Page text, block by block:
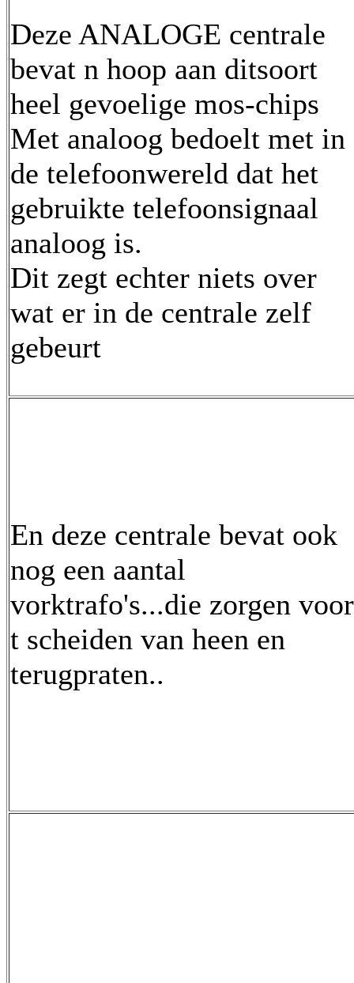
Deze ANALOGE centrale
bevat n hoop aan ditsoort
heel gevoelige mos-chips
Met analoog bedoelt met in
de telefoonwereld dat het
gebruikte telefoonsignaal
analoog is.
Dit zegt echter niets over
wat er in de centrale zelf
gebeurt
En deze centrale bevat ook
nog een aantal
vorktrafo's...die zorgen voor
t scheiden van heen en
terugpraten..